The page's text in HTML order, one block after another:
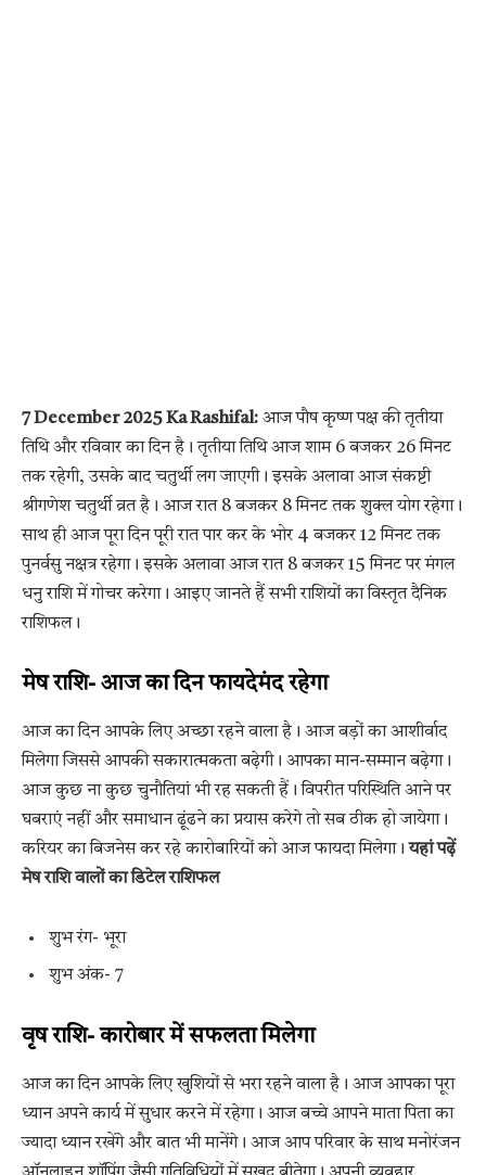
7 December 2025 Ka Rashifal: आज पौष कृष्ण पक्ष की तृतीया
तिथि और रविवार का दिन है। तृतीया तिथि आज शाम 6 बजकर 26 मिनट
तक रहेगी, उसके बाद चतुर्थी लग जाएगी। इसके अलावा आज संकष्टी
श्रीगणेश चतुर्थी व्रत है। आज रात 8 बजकर 8 मिनट तक शुक्ल योग रहेगा।
साथ ही आज पूरा दिन पूरी रात पार कर के भोर 4 बजकर 12 मिनट तक
पुनर्वसु नक्षत्र रहेगा। इसके अलावा आज रात 8 बजकर 15 मिनट पर मंगल
धनु राशि में गोचर करेगा। आइए जानते हैं सभी राशियों का विस्तृत दैनिक
राशिफल।
मेष राशि- आज का दिन फायदेमंद रहेगा
आज का दिन आपके लिए अच्छा रहने वाला है। आज बड़ों का आशीर्वाद
मिलेगा जिससे आपकी सकारात्मकता बढ़ेगी। आपका मान-सम्मान बढ़ेगा।
आज कुछ ना कुछ चुनौतियां भी रह सकती हैं। विपरीत परिस्थिति आने पर
घबराएं नहीं और समाधान ढूंढने का प्रयास करेगे तो सब ठीक हो जायेगा।
करियर का बिजनेस कर रहे कारोबारियों को आज फायदा मिलेगा।यहां पढ़ें
मेष राशि वालों का डिटेल राशिफल
शुभ रंग- भूरा
शुभ अंक- 7
वृष राशि- कारोबार में सफलता मिलेगा
आज का दिन आपके लिए खुशियों से भरा रहने वाला है। आज आपका पूरा
ध्यान अपने कार्य में सुधार करने में रहेगा। आज बच्चे आपने माता पिता का
ज्यादा ध्यान रखेंगे और बात भी मानेंगे। आज आप परिवार के साथ मनोरंजन